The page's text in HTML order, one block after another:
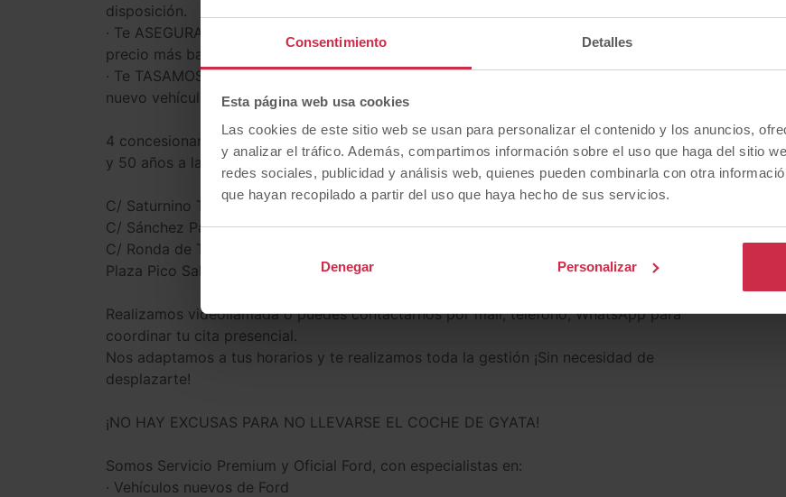
Consentimiento Detalles
Esta página web usa cookies
Las cookies de este sitio web se usan para personalizar el contenido y los anuncios,
y analizar el tráfico. Además, compartimos información sobre el uso que haga del sitio
redes sociales, publicidad y análisis web, quienes pueden combinarla con otra
que hayan recopilado a partir del uso que haya hecho de sus servicios.
Denegar Personalizar
disposición.
· Te ASEGURAMOS tu nuevo vehículo a todo riesgo con las mejores compañías y al
precio más bajo. Y nos encargamos también de su peritación.
· Te TASAMOS TU COCHE A PRECIO REAL y te lo descontamos en la compra de tu
nuevo vehículo.
4 concesionarios en Madrid con más de 350 coches en stock para entrega inmediata
y 50 años a la orden de tu servicio.
C/ Saturnino Tejera 27, CP 28025
C/ Sánchez Pacheco 48, CP 28002
C/ Ronda de Toledo 20, CP 28006
Plaza Pico Salvaguardia, CP 28035
Realizamos videollamada o puedes contactarnos por mail, teléfono, WhatsApp para
coordinar tu cita presencial.
Nos adaptamos a tus horarios y te realizamos toda la gestión ¡Sin necesidad de
desplazarte!
¡NO HAY EXCUSAS PARA NO LLEVARSE EL COCHE DE GYATA!
Somos Servicio Premium y Oficial Ford, con especialistas en:
· Vehículos nuevos de Ford